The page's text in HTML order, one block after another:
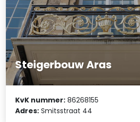
Steigerbouw Aras
KvK nummer: 86268155
Adres: Smitsstraat 44